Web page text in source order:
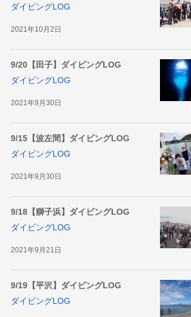
ダイビングLOG
2021年10月2日
9/20【田子】ダイビングLOG
ダイビングLOG
2021年9月30日
9/15【波左間】ダイビングLOG
ダイビングLOG
2021年9月30日
9/18【獅子浜】ダイビングLOG
ダイビングLOG
2021年9月21日
9/19【平沢】ダイビングLOG
ダイビングLOG